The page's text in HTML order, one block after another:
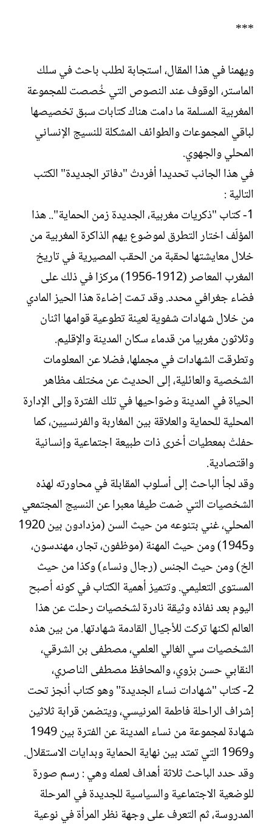
***
ويهمنا في هذا المقال، استجابة لطلب باحث في سلك
الماستر، الوقوف عند النصوص التي خُصصت للمجموعة
المغربية المسلمة ما دامت هناك كتابات سبق تخصيصها
لباقي المجموعات والطوائف المشكلة للنسيج الإنساني
المحلي والجهوي.
في هذا الجانب تحديدا أفردتْ "دفاتر الجديدة" الكتب
التالية :
1- كتاب "ذكريات مغربية، الجديدة زمن الحماية".. هذا
المؤلّف اختار التطرق لموضوع يهم الذاكرة المغربية من
خلال معايشتها لحقبة من الحقب المصيرية في تاريخ
المغرب المعاصر (1912-1956) مركزا في ذلك على
فضاء جغرافي محدد. وقد تـمت إضاءة هذا الحيز المادي
من خلال شهادات شفوية لعينة تطوعية قوامها اثنان
وثلاثون مغربيا من قدماء سكان المدينة والإقليم.
وتطرقت الشهادات في مجملها، فضلا عن المعلومات
الشخصية والعائلية، إلى الحديث عن مختلف مظاهر
الحياة في المدينة وضواحيها في تلك الفترة وإلى الإدارة
المحلية للحماية والعلاقة بين المغاربة والفرنسيين، كما
حفلتْ بمعطيات أخرى ذات طبيعة اجتماعية وإنسانية
واقتصادية.
وقد لجأ الباحث إلى أسلوب المقابلة في محاورته لهذه
الشخصيات التي ضمت طيفا معبرا عن النسيج المجتمعي
المحلي، غني بتنوعه من حيث السن (مزدادون بين 1920
و1945) ومن حيث المهنة (موظفون، تجار، مهندسون،
الخ) ومن حيث الجنس (رجال ونساء) وكذا من حيث
المستوى التعليمي. وتتميز أهمية الكتاب في كونه أصبح
اليوم بعد نفاذه وثيقة نادرة لشخصيات رحلت عن هذا
العالم لكنها تركت للأجيال القادمة شهادتها. من بين هذه
الشخصيات سي الغالي العلمي، مصطفى بن الشرقي،
النقابي حسن بزوي، والمحافظ مصطفى الناصري،
2- كتاب "شهادات نساء الجديدة" وهو كتاب أنجز تحت
إشراف الراحلة فاطمة المرنيسي، ويتضمن قرابة ثلاثين
شهادة لمجموعة من نساء المدينة عن الفترة بين 1949
و1969 التي تمتد بين نهاية الحماية وبدايات الاستقلال.
وقد حدد الباحث ثلاثة أهداف لعمله وهي : رسم صورة
للوضعية الاجتماعية والسياسية للجديدة في المرحلة
المدروسة، ثم التعرف على وجهة نظر المرأة في نوعية